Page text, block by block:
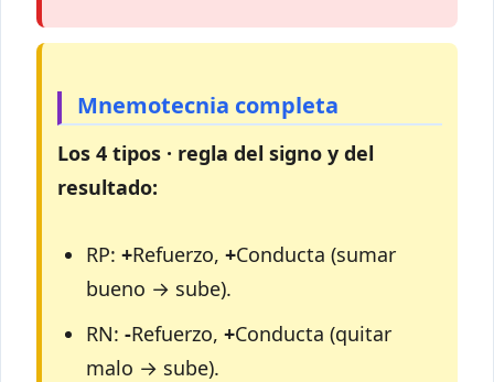
Mnemotecnia completa
Los 4 tipos · regla del signo y del
resultado:
RP: +Refuerzo, +Conducta (sumar
bueno → sube).
RN: -Refuerzo, +Conducta (quitar
malo → sube).